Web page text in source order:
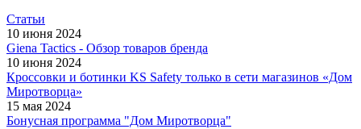
Статьи
10 июня 2024
Giena Tactics - Обзор товаров бренда
10 июня 2024
Кроссовки и ботинки KS Safety только в сети магазинов «Дом
Миротворца»
15 мая 2024
Бонусная программа "Дом Миротворца"